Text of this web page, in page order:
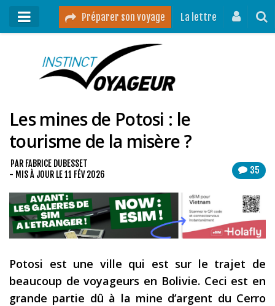
Préparer son voyage La lettre
Mon podcast
Destinations
Mes ressources pour voyager
Guides voyages
Contact
Mon journal de bord sur Instagram
Blog voyage
Les derniers articles
Les mines de Potosi : le
tourisme de la misère ?
35
PAR FABRICE DUBESSET
- MIS À JOUR LE11 FÉV 2026
Potosi est une ville qui est sur le trajet de
beaucoup de voyageurs en Bolivie. Ceci est en
grande partie dû à la mine d’argent du Cerro